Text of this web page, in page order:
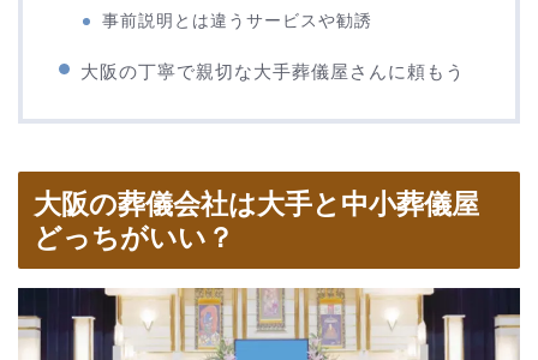
事前説明とは違うサービスや勧誘
大阪の丁寧で親切な大手葬儀屋さんに頼もう
大阪の葬儀会社は大手と中小葬儀屋
どっちがいい？